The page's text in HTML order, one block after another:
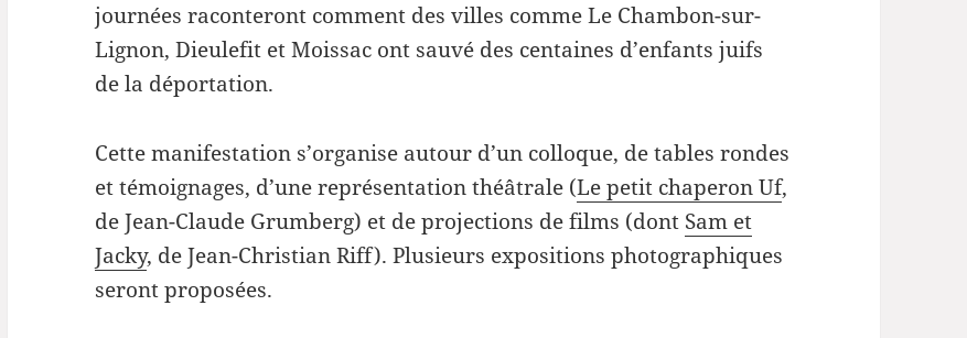
le
journées raconteront comment des villes comme Le Chambon-sur-
Lignon, Dieulefit et Moissac ont sauvé des centaines d’enfants juifs
de la déportation.
Cette manifestation s’organise autour d’un colloque, de tables rondes
et témoignages, d’une représentation théâtrale (Le petit chaperon Uf,
de Jean-Claude Grumberg) et de projections de films (dont Sam et
Jacky, de Jean-Christian Riff). Plusieurs expositions photographiques
seront proposées.